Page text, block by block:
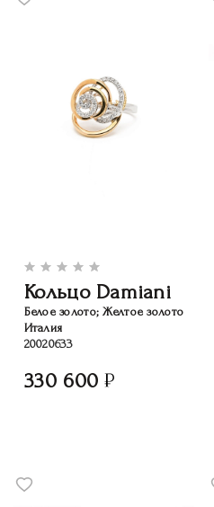
Кольцо Damiani
Белое золото; Желтое золото
Италия
20020633
330 600